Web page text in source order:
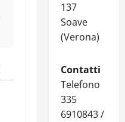
137
Soave
(Verona)
Contatti
Telefono
335
6910843 /